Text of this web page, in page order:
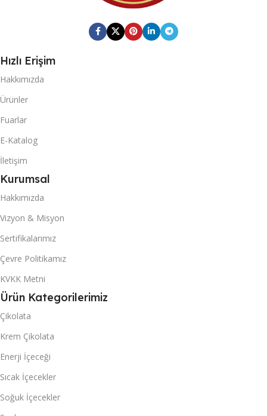
KOLI BRÜT AĞIRLIĞI
KOLI BARKOD
0868 265 501 6753
706
40 DC KONTEYNER
MARKA
KUTU & (POŞET) İÇI ADET
Hızlı Erişim
Hakkımızda
Ürünler
Fuarlar
E-Katalog
İletişim
Kurumsal
Hakkımızda
Vizyon & Misyon
Sertifikalarımız
Çevre Politikamız
KVKK Metni
Ürün Kategorilerimiz
Çikolata
Krem Çikolata
Enerji İçeceği
Sıcak İçecekler
Soğuk İçecekler